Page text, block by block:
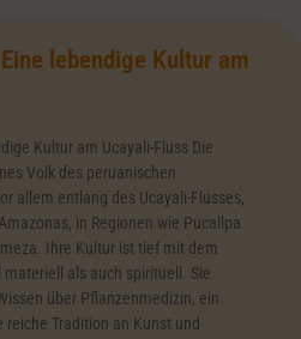
lebendige Kultur am
Kultur am Ucayali-Fluss Die
Volk des peruanischen
allem entlang des Ucayali-Flusses,
in Regionen wie Pucallpa
Ihre Kultur ist tief mit dem
als auch spirituell. Sie
über Pflanzenmedizin, ein
Tradition an Kunst und